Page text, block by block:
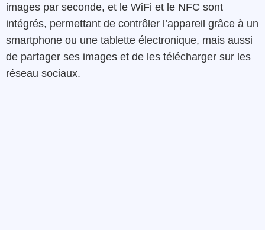
images par seconde, et le WiFi et le NFC sont
intégrés, permettant de contrôler l’appareil grâce à un
smartphone ou une tablette électronique, mais aussi
de partager ses images et de les télécharger sur les
réseau sociaux.